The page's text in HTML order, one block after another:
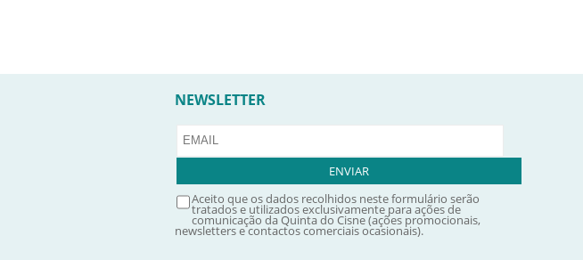
NEWSLETTER
Aceito que os dados recolhidos neste formulário serão
tratados e utilizados exclusivamente para ações de
comunicação da Quinta do Cisne (ações promocionais,
newsletters e contactos comerciais ocasionais).